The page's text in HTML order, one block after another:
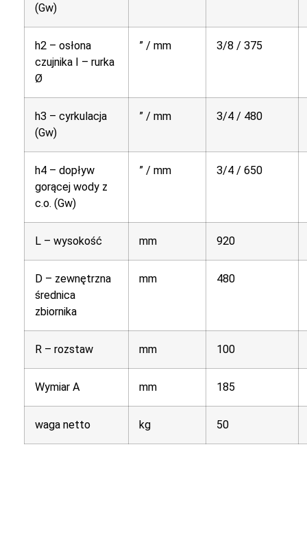
(Gw)
h2 – osłona
czujnika I – rurka
Ø
” / mm 3/8 / 375
h3 – cyrkulacja
(Gw)
” / mm 3/4 / 480
h4 – dopływ
gorącej wody z
c.o. (Gw)
” / mm 3/4 / 650
L – wysokość mm 920
D – zewnętrzna
średnica
zbiornika
mm 480
R – rozstaw mm 100
Wymiar A mm 185
waga netto kg 50